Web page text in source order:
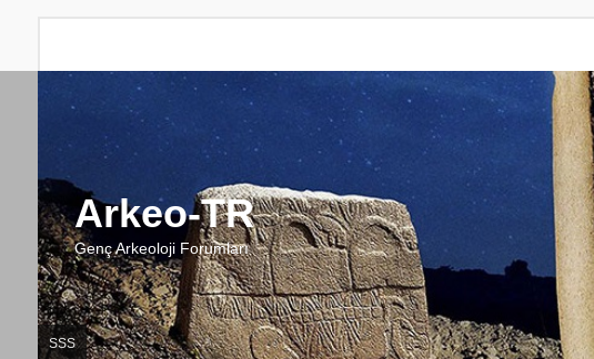
Arkeo-TR
Genç Arkeoloji Forumları
SSS